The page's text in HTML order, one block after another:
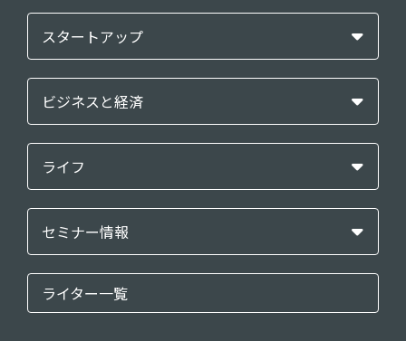
スタートアップ
ビジネスと経済
ライフ
セミナー情報
ライター一覧